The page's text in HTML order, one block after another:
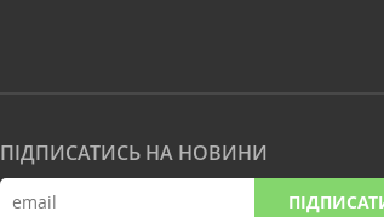
ПІДПИСАТИСЬ НА НОВИНИ